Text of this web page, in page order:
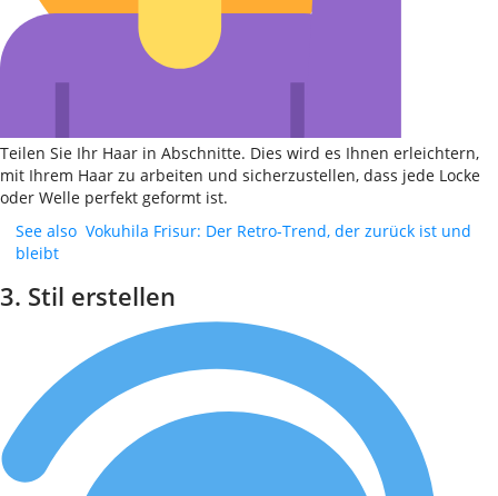
Teilen Sie Ihr Haar in Abschnitte. Dies wird es Ihnen erleichtern,
mit Ihrem Haar zu arbeiten und sicherzustellen, dass jede Locke
oder Welle perfekt geformt ist.
See also Vokuhila Frisur: Der Retro-Trend, der zurück ist und
bleibt
3. Stil erstellen